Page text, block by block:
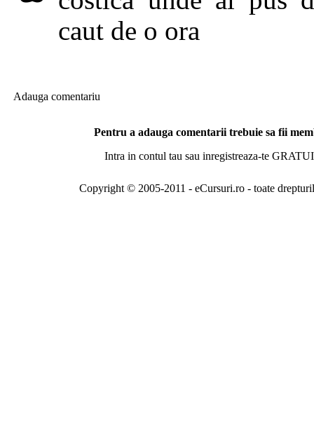
caut de o ora
Adauga comentariu
Pentru a adauga comentarii trebuie sa fii
Intra in contul tau sau inregistreaza-te
Copyright © 2005-2011 - eCursuri.ro - toate